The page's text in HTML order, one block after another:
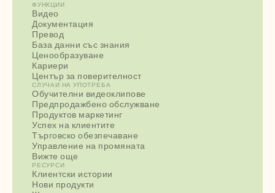
ФУНКЦИИ
Видео
Документация
Превод
База данни със знания
Ценообразуване
Кариери
Център за поверителност
СЛУЧАИ НА УПОТРЕБА
Обучителни видеоклипове
Предпродажбено обслужване
Продуктов маркетинг
Успех на клиентите
Търговско обезпечаване
Управление на промяната
Вижте още
РЕСУРСИ
Клиентски истории
Нови продукти